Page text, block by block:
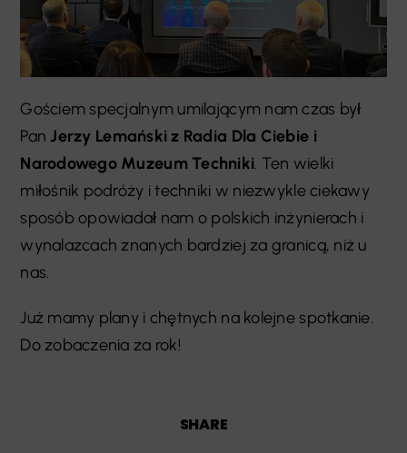
SHARE
Gościem specjalnym umilającym nam czas był
Pan Jerzy Lemański z Radia Dla Ciebie i
Narodowego Muzeum Techniki. Ten wielki
miłośnik podróży i techniki w niezwykle ciekawy
sposób opowiadał nam o polskich inżynierach i
wynalazcach znanych bardziej za granicą, niż u
nas.
Już mamy plany i chętnych na kolejne spotkanie.
Do zobaczenia za rok!